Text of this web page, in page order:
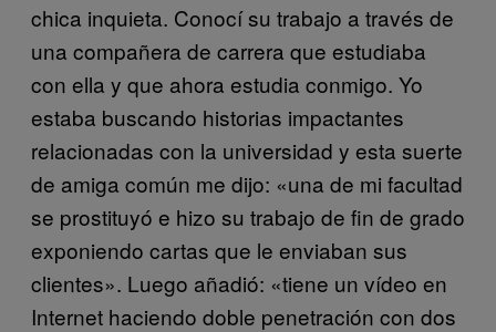
chica inquieta. Conocí su trabajo a través de
una compañera de carrera que estudiaba
con ella y que ahora estudia conmigo. Yo
estaba buscando historias impactantes
relacionadas con la universidad y esta suerte
de amiga común me dijo: «una de mi facultad
se prostituyó e hizo su trabajo de fin de grado
exponiendo cartas que le enviaban sus
clientes». Luego añadió: «tiene un vídeo en
Internet haciendo doble penetración con dos